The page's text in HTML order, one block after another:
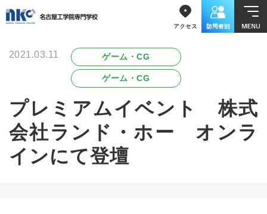
2021.03.11 ゲーム・CG
ゲーム・CG
プレミアムイベント 株式
会社ランド・ホー オンラ
インにて登壇